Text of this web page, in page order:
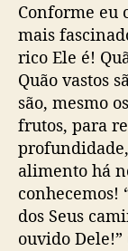
Conforme eu
mais
rico Ele é!
Quão vastos
são, mesmo
frutos, para
alimento há
conhecemos!
dos Seus
ouvido Dele!”